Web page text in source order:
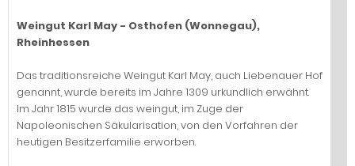
Weingut Karl May - Osthofen (Wonnegau),
Rheinhessen
Das traditionsreiche Weingut Karl May, auch Liebenauer Hof
genannt, wurde bereits im Jahre 1309 urkundlich erwähnt.
Im Jahr 1815 wurde das weingut, im Zuge der
Napoleonischen Säkularisation, von den Vorfahren der
heutigen Besitzerfamilie erworben.